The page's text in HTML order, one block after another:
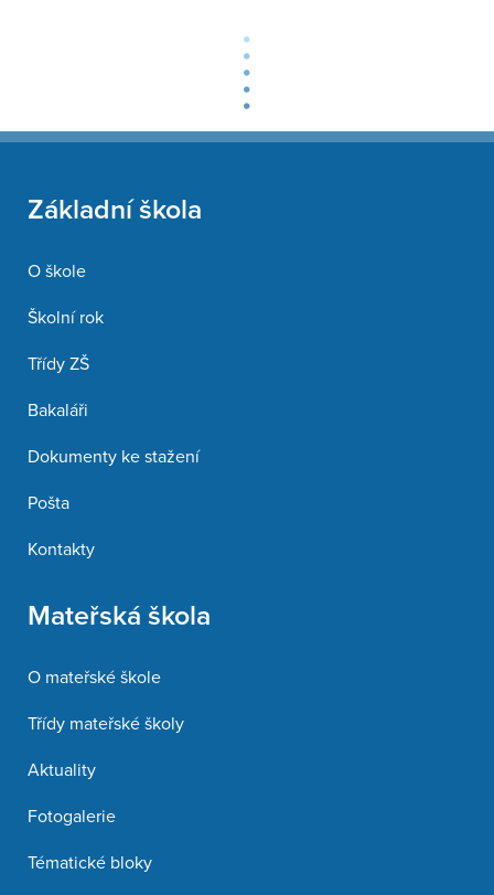
Základní škola
O škole
Školní rok
Třídy ZŠ
Bakaláři
Dokumenty ke stažení
Pošta
Kontakty
Mateřská škola
O mateřské škole
Třídy mateřské školy
Aktuality
Fotogalerie
Tématické bloky